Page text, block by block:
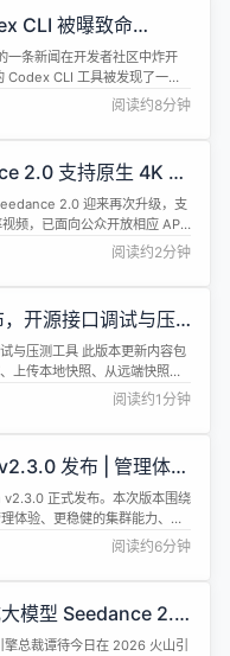
生态中最重要的...
CLI 被曝致命
日志直至耗尽 SSD
一条新闻在开发者社区中炸开
Codex CLI 工具被发现了一个
它在后台
持续向本地 SSD 写入日志数
一年可写入约 640TB，足以在
最早可以...
阅读约8分钟
2.0 支持原生 4K 直
2.0 迎来再次升级，支
频，已面向公众开放相应 API
制作、品牌广告及创意短片等生
在细节呈现、动态画面流畅度
显著提升，使生成视频更贴近
后期制作周期，提升内容投放
阅读约2分钟
开源接口调试与压
与压测工具 此版本更新内容包
上传本地快照、从远端快照恢
体验，调整设置弹窗尺寸、字
通知与更新提示 UI，应用更
...
阅读约1分钟
发布 | 管理体验
兼容性全面增强
正式发布。本次版本围绕
体验、更稳健的集群能力、更
持续优化，重点覆盖数据流
Rollup 稳定性、安全权限语义
压缩链路在复杂环境下的兼容性
阅读约6分钟
模型 Seedance 2.5
初正式发布
总裁谭待今日在 2026 火山引